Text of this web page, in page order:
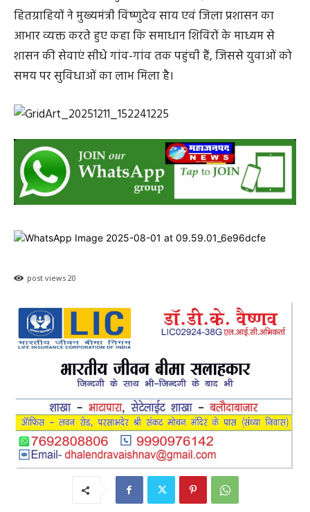
हितग्राहियों ने मुख्यमंत्री विष्णुदेव साय एवं जिला प्रशासन का
आभार व्यक्त करते हुए कहा कि समाधान शिविरों के माध्यम से
शासन की सेवाएं सीधे गांव-गांव तक पहुंची हैं, जिससे युवाओं को
समय पर सुविधाओं का लाभ मिला है।
post views 20